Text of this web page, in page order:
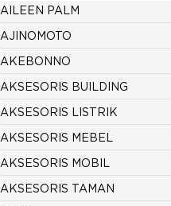
AILEEN PALM
AJINOMOTO
AKEBONNO
AKSESORIS BUILDING
AKSESORIS LISTRIK
AKSESORIS MEBEL
AKSESORIS MOBIL
AKSESORIS TAMAN